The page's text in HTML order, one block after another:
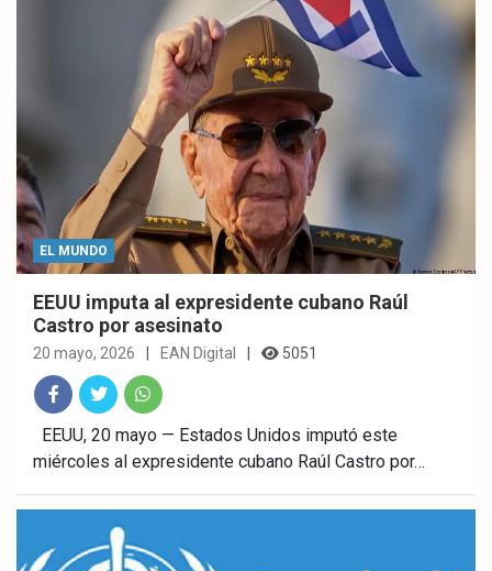
EL MUNDO
EEUU imputa al expresidente cubano Raúl
Castro por asesinato
20 mayo, 2026 EAN Digital 5051
Fac
ebo
ok
Twitt
er
What
sAp
p
EEUU, 20 mayo — Estados Unidos imputó este
miércoles al expresidente cubano Raúl Castro por…